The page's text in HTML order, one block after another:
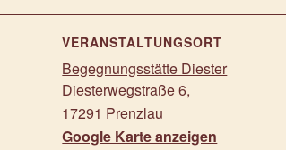
VERANSTALTUNGSORT
Begegnungsstätte Diester
Diesterwegstraße 6,
17291 Prenzlau
Google Karte anzeigen